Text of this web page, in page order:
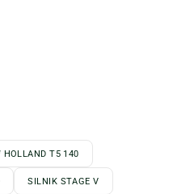
HOLLAND T5 140
SILNIK STAGE V